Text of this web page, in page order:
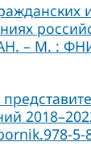
– М. :
5-